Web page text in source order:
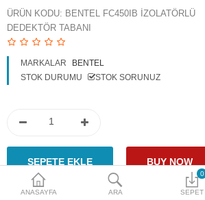
Ürün Güvenlik Sistemleri
Para Birimi
ANASAYFA ARA
0
SEPET
ÜRÜN KODU: BENTEL FC450IB İZOLATÖRLÜ
DEDEKTÖR TABANI
MARKALAR
BENTEL
STOK DURUMU
STOK SORUNUZ